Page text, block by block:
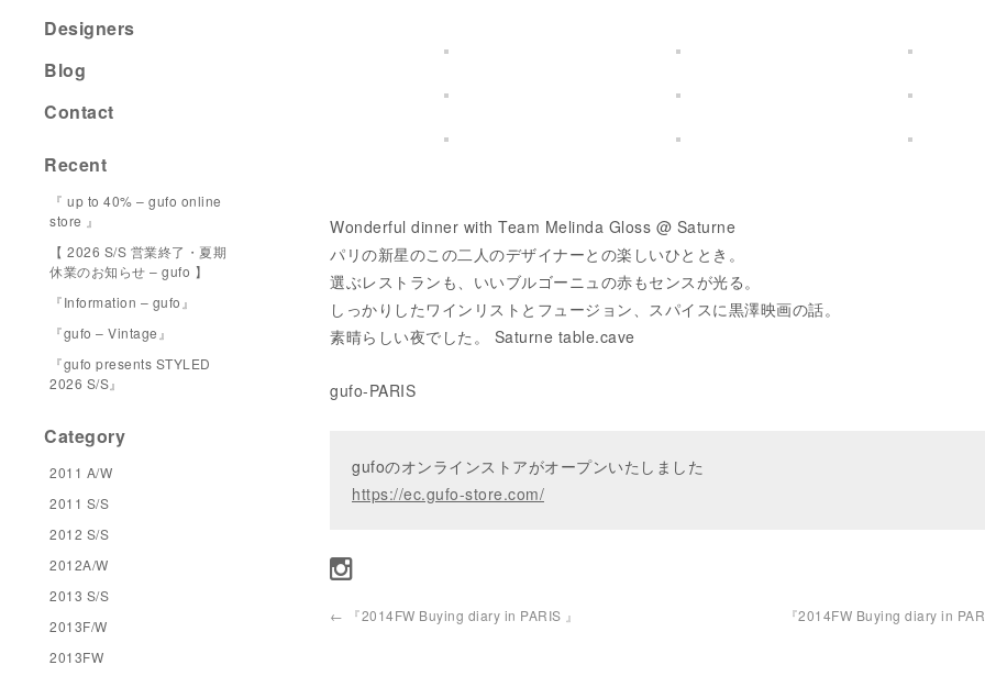
Wonderful dinner with Team Melinda Gloss @ Saturne
パリの新星のこの二人のデザイナーとの楽しいひととき。
選ぶレストランも、いいブルゴーニュの赤もセンスが光る。
しっかりしたワインリストとフュージョン、スパイスに黒澤映画の話。
素晴らしい夜でした。 Saturne table.cave
gufo-PARIS
gufoのオンラインストアがオープンいたしました
https://ec.gufo-store.com/
← 『2014FW Buying diary in PARIS 』 『2014FW Buying diary in
Designers
Blog
Contact
Recent
『 up to 40% – gufo online
store 』
【 2026 S/S 営業終了・夏期
休業のお知らせ – gufo 】
『Information – gufo』
『gufo – Vintage』
『gufo presents STYLED
2026 S/S』
Category
2011 A/W
2011 S/S
2012 S/S
2012A/W
2013 S/S
2013F/W
2013FW